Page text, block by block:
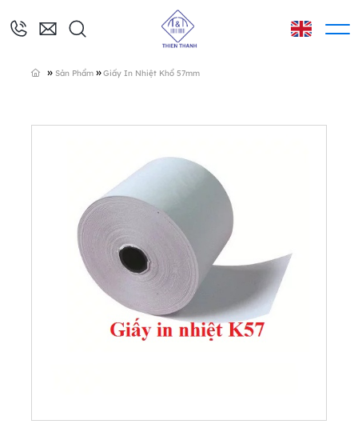
» Sản Phẩm » Giấy In Nhiệt Khổ 57mm